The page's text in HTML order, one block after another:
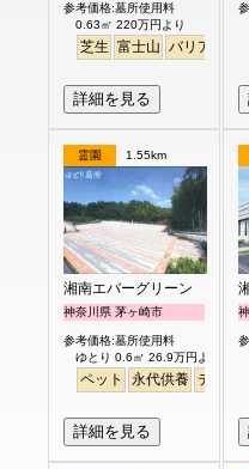
参考価格:墓所使用料
0.63㎡ 220万円より
芝生 富士山 バリアフリー
詳細を見る
霊園 1.55km
湘南エバーグリーン
神奈川県 茅ヶ崎市
参考価格:墓所使用料
ゆとり 0.6㎡ 26.9万円より
ペット 永代供養 デザイン
詳細を見る